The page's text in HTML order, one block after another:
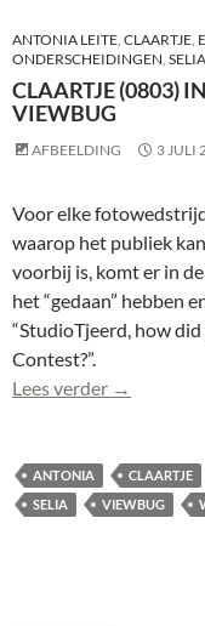
ANTONIA LEITE, CLAARTJE,
ONDERSCHEIDINGEN, SELIA
CLAARTJE (0803)
VIEWBUG
AFBEELDING 3 JULI
Voor elke
waarop het publiek
voorbij is, komt er in
het “gedaan” hebben
“StudioTjeerd, how
Contest?”.
Lees verder Claartje
→
ANTONIA CLAARTJE
SELIA
VIEWBUG